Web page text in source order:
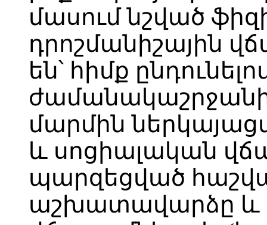
մասում նշված
դրոշմանիշային
են՝ հիմք
մարմին
և սոցիալական
պարզեցված
աշխատավարձը և